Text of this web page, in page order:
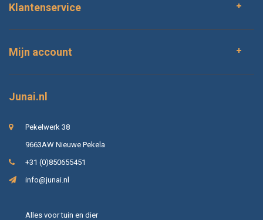
Klantenservice
Mijn account
Junai.nl
Pekelwerk 38
9663AW Nieuwe Pekela
+31 (0)850655451
info@junai.nl
Alles voor tuin en dier